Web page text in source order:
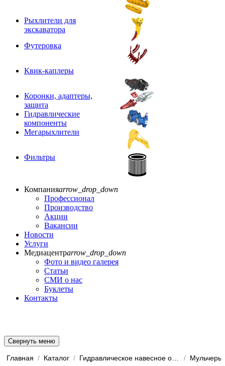
Рыхлители для
экскаватора
Футеровка
Квик-каплеры
Коронки, адаптеры,
защита
Гидравлические
компоненты
Мегарыхлители
Фильтры
Компанияarrow_drop_down
Профессионал
Производство
Акции
Вакансии
Новости
Услуги
Медиацентрarrow_drop_down
Фото и видео галерея
Статьи
СМИ о нас
Буклеты
Контакты
Свернуть меню
Главная / Каталог / / Мульчеры